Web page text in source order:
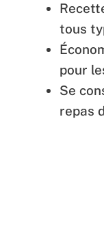
tous
pour
Se
repas